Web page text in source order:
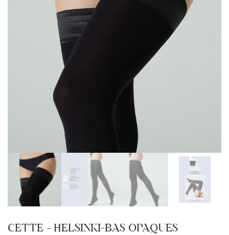
CETTE – HELSINKI-BAS OPAQUES